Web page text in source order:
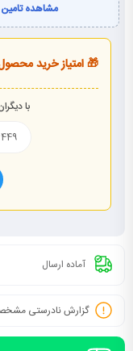
مشاهده تامین
🎁 امتیاز خرید
با
آماده ارسال
گزارش نادرستی